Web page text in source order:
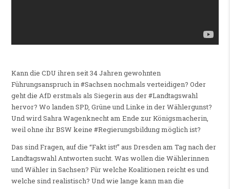
Kann die CDU ihren seit 34 Jahren gewohnten
Führungsanspruch in #Sachsen nochmals verteidigen? Oder
geht die AfD erstmals als Siegerin aus der #Landtagswahl
hervor? Wo landen SPD, Grüne und Linke in der Wählergunst?
Und wird Sahra Wagenknecht am Ende zur Königsmacherin,
weil ohne ihr BSW keine #Regierungsbildung möglich ist?
Das sind Fragen, auf die “Fakt ist!” aus Dresden am Tag nach der
Landtagswahl Antworten sucht. Was wollen die Wählerinnen
und Wähler in Sachsen? Für welche Koalitionen reicht es und
welche sind realistisch? Und wie lange kann man die